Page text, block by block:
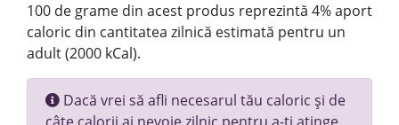
100 de grame din acest produs reprezintă 4% aport
caloric din cantitatea zilnică estimată pentru un
adult (2000 kCal).
Dacă vrei să afli necesarul tău caloric și de